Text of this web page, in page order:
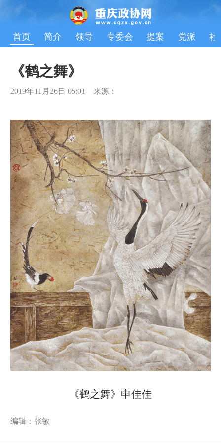
首页 简介 领导 专委会 提案 党派 社
《鹤之舞》
2019年11月26日 05:01 来源：
《鹤之舞》申佳佳
编辑：张敏